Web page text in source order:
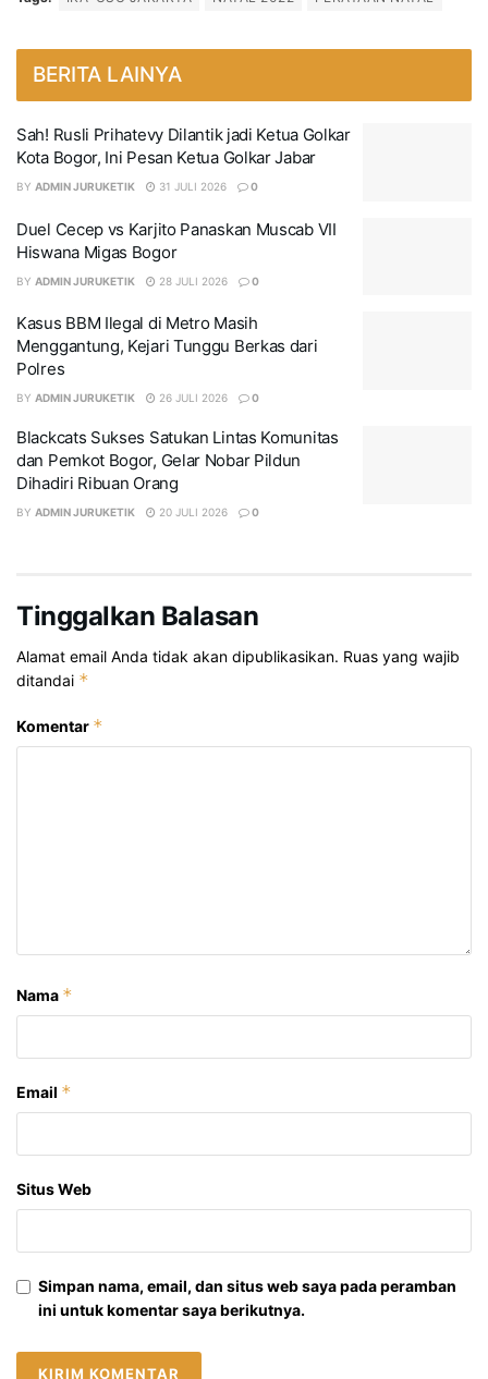
BERITA LAINYA
Sah! Rusli Prihatevy Dilantik jadi Ketua Golkar
Kota Bogor, Ini Pesan Ketua Golkar Jabar
BY ADMIN JURUKETIK 31 JULI 2026 0
Duel Cecep vs Karjito Panaskan Muscab VII
Hiswana Migas Bogor
BY ADMIN JURUKETIK 28 JULI 2026 0
Kasus BBM Ilegal di Metro Masih
Menggantung, Kejari Tunggu Berkas dari
Polres
BY ADMIN JURUKETIK 26 JULI 2026 0
Blackcats Sukses Satukan Lintas Komunitas
dan Pemkot Bogor, Gelar Nobar Pildun
Dihadiri Ribuan Orang
BY ADMIN JURUKETIK 20 JULI 2026 0
Tinggalkan Balasan
Alamat email Anda tidak akan dipublikasikan. Ruas yang wajib
ditandai *
Komentar *
Nama *
Email *
Situs Web
Simpan nama, email, dan situs web saya pada peramban
ini untuk komentar saya berikutnya.